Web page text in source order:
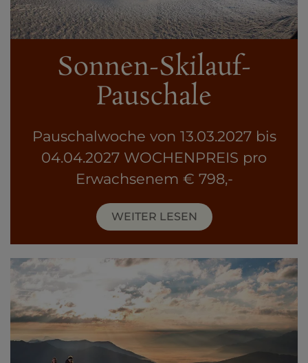
Sonnen-Skilauf-
Pauschale
Pauschalwoche von 13.03.2027 bis
04.04.2027 WOCHENPREIS pro
Erwachsenem € 798,-
WEITER LESEN